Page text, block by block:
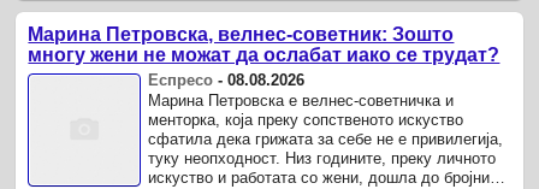
Марина Петровска, велнес-советник: Зошто
многу жени не можат да ослабат иако се трудат?
Еспресо -08.08.2026
Марина Петровска е велнес-советничка и
менторка, која преку сопственото искуство
сфатила дека грижата за себе не е привилегија,
туку неопходност. Низ годините, преку личното
искуство и работата со жени, дошла до бројни